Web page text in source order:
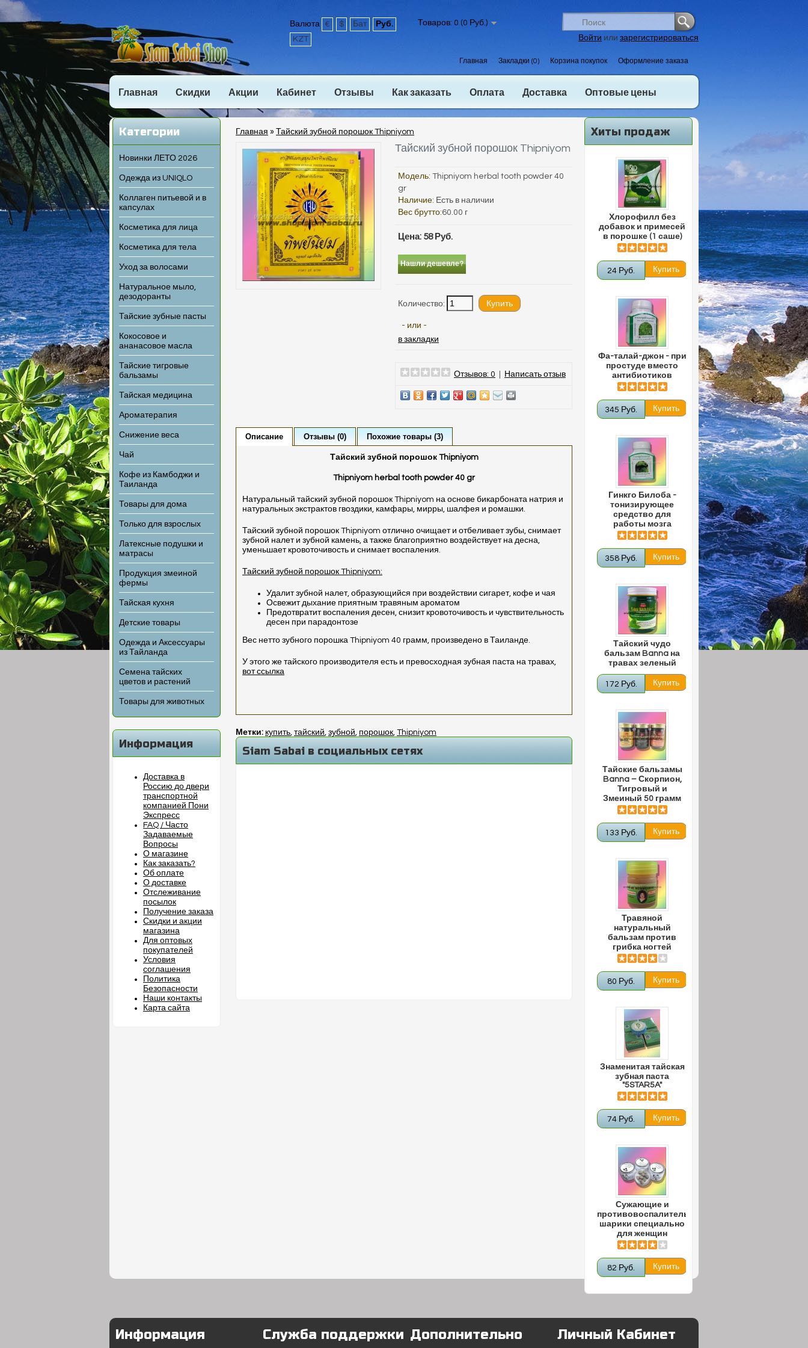
Валюта € $ Бат
Руб.
KZT
Товаров: 0 (0 Руб.)
Войти или зарегистрироваться
Главная Закладки (0) Корзина покупок Оформление заказа
Главная Скидки Акции Кабинет Отзывы Как заказать Оплата Доставка Оптовые цены
Категории
Новинки ЛЕТО 2026
Одежда из UNIQLO
Коллаген питьевой и в
капсулах
Косметика для лица
Косметика для тела
Уход за волосами
Натуральное мыло,
дезодоранты
Тайские зубные пасты
Кокосовое и
ананасовое масла
Тайские тигровые
бальзамы
Тайская медицина
Ароматерапия
Снижение веса
Чай
Кофе из Камбоджи и
Таиланда
Товары для дома
Только для взрослых
Латексные подушки и
матрасы
Продукция змеиной
фермы
Тайская кухня
Детские товары
Одежда и Аксессуары
из Тайланда
Семена тайских
цветов и растений
Товары для животных
Информация
Доставка в
Россию до двери
транспортной
компанией Пони
Экспресс
FAQ / Часто
Задаваемые
Вопросы
О магазине
Как заказать?
Об оплате
О доставке
Отслеживание
посылок
Получение заказа
Скидки и акции
магазина
Для оптовых
покупателей
Условия
соглашения
Политика
Безопасности
Наши контакты
Карта сайта
Хиты продаж
Хлорофилл без
добавок и примесей
в порошке (1 саше)
24 Руб.
Фа-талай-джон - при
простуде вместо
антибиотиков
345 Руб.
Гинкго Билоба -
тонизирующее
средство для
работы мозга
358 Руб.
Тайский чудо
бальзам Banna на
травах зеленый
172 Руб.
Тайские бальзамы
Banna – Скорпион,
Тигровый и
Змеиный 50 грамм
133 Руб.
Травяной
натуральный
бальзам против
грибка ногтей
80 Руб.
Знаменитая тайская
зубная паста
"5STAR5A"
74 Руб.
Сужающие и
противовоспалительные
шарики специально
для женщин
82 Руб.
Главная » Тайский зубной порошок Thipniyom
Тайский зубной порошок Thipniyom
Модель: Thipniyom herbal tooth powder 40
gr
Наличие: Есть в наличии
Вес брутто:60.00 г
Цена: 58 Руб.
Нашли дешевле?
Количество:
- или -
в закладки
Отзывов: 0 Написать отзыв
Описание Отзывы (0) Похожие товары (3)
Тайский зубной порошок Thipniyom
Thipniyom herbal tooth powder 40 gr
Натуральный тайский зубной порошок Thipniyom на основе бикарбоната натрия и
натуральных экстрактов гвоздики, камфары, мирры, шалфея и ромашки.
Тайский зубной порошок Thipniyom отлично очищает и отбеливает зубы, снимает
зубной налет и зубной камень, а также благоприятно воздействует на десна,
уменьшает кровоточивость и снимает воспаления.
Тайский зубной порошок Thipniyom:
Удалит зубной налет, образующийся при воздействии сигарет, кофе и чая
Освежит дыхание приятным травяным ароматом
Предотвратит воспаления десен, снизит кровоточивость и чувствительность
десен при парадонтозе
Вес нетто зубного порошка Thipniyom 40 грамм, произведено в Таиланде.
У этого же тайского производителя есть и превосходная зубная паста на травах,
вот ссылка
Метки: купить, тайский, зубной, порошок, Thipniyom
Siam Sabai в социальных сетях
Информация Служба поддержки Дополнительно Личный Кабинет